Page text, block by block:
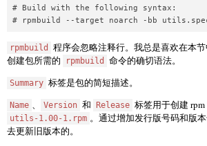
# Build with the following syntax:
# rpmbuild --target noarch -bb
rpmbuild
程序会忽略注释行。我总是喜欢在本
创建包所需的
rpmbuild 命令的确切语法。
Summary 标签是包的简短描述。
Name 、 Version 和 Release 标签用于创建
utils-1.00-1.rpm 。通过增加发行版号码和版
去更新旧版本的。